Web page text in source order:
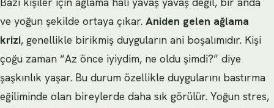
ve yoğun şekilde ortaya çıkar. Aniden gelen ağlama
krizi, genellikle birikmiş duyguların ani boşalımıdır. Kişi
çoğu zaman “Az önce iyiydim, ne oldu şimdi?” diye
şaşkınlık yaşar. Bu durum özellikle duygularını bastırma
eğiliminde olan bireylerde daha sık görülür. Yoğun stres,